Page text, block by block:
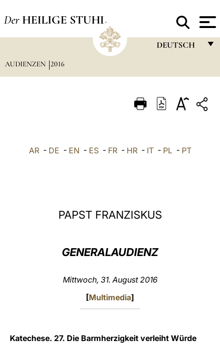
Der HEILIGE STUHL
DEUTSCH
ITALIANO
中文
AUDIENZEN 2016
AR- DE - EN - ES- FR- HR- IT- PL- PT
PAPST FRANZISKUS
GENERALAUDIENZ
Mittwoch, 31. August 2016
[Multimedia]
Katechese. 27. Die Barmherzigkeit verleiht Würde